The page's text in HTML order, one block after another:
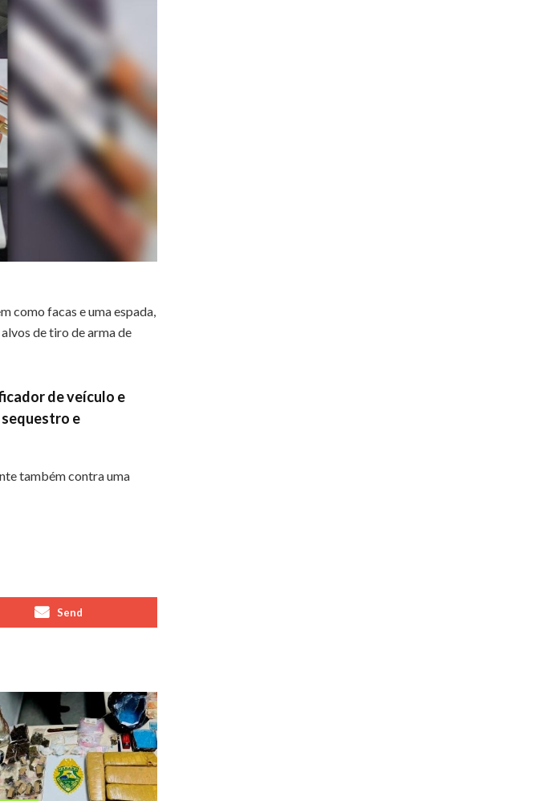
como facas e uma espada,
de tiro de arma de
de veículo e
e
também contra uma
Send